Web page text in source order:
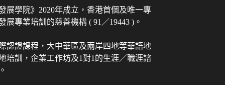
展學院》2020年成立，香港首個及唯一專
展專業培訓的慈善機構 ( 91／19443 )。
認證課程，大中華區及兩岸四地等華語地
培訓，企業工作坊及1對1的生涯／職涯諮